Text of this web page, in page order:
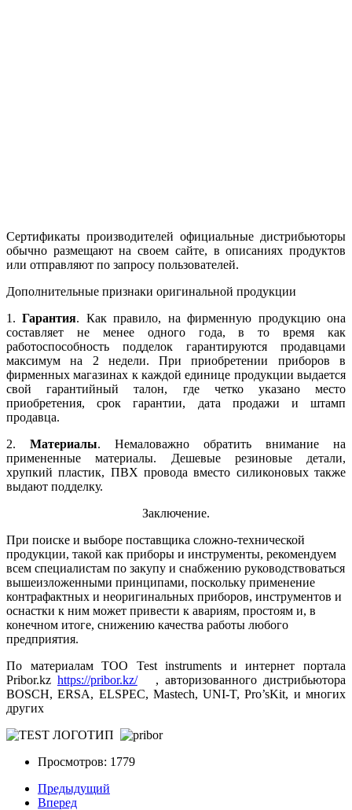
Сертификаты производителей официальные дистрибьюторы
обычно размещают на своем сайте, в описаниях продуктов
или отправляют по запросу пользователей.
Дополнительные признаки оригинальной продукции
1.Гарантия. Как правило, на фирменную продукцию она
составляет не менее одного года, в то время как
работоспособность подделок гарантируются продавцами
максимум на 2 недели. При приобретении приборов в
фирменных магазинах к каждой единице продукции выдается
свой гарантийный талон, где четко указано место
приобретения, срок гарантии, дата продажи и штамп
продавца.
2. Материалы. Немаловажно обратить внимание на
примененные материалы. Дешевые резиновые детали,
хрупкий пластик, ПВХ провода вместо силиконовых также
выдают подделку.
Заключение.
При поиске и выборе поставщика сложно-технической
продукции, такой как приборы и инструменты, рекомендуем
всем специалистам по закупу и снабжению руководствоваться
вышеизложенными принципами, поскольку применение
контрафактных и неоригинальных приборов, инструментов и
оснастки к ним может привести к авариям, простоям и, в
конечном итоге, снижению качества работы любого
предприятия.
По материалам ТОО Test instruments и интернет портала
Pribor.kz https://pribor.kz/, авторизованного дистрибьютора
BOSCH, ERSA, ELSPEC, Mastech, UNI-T, Pro’sKit, и многих
других
Просмотров: 1779
Предыдущий
Вперед